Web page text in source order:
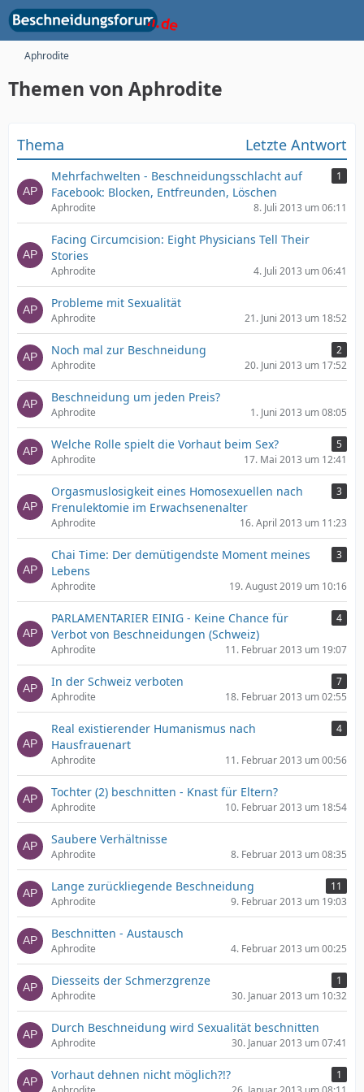
Aphrodite
Themen von Aphrodite
Thema Letzte Antwort
Mehrfachwelten - Beschneidungsschlacht auf
Facebook: Blocken, Entfreunden, Löschen
1
Aphrodite 8. Juli 2013 um 06:11
Facing Circumcision: Eight Physicians Tell Their
Stories
Aphrodite 4. Juli 2013 um 06:41
Probleme mit Sexualität
Aphrodite 21. Juni 2013 um 18:52
Noch mal zur Beschneidung
2
Aphrodite
20. Juni 2013 um 17:52
Beschneidung um jeden Preis?
Aphrodite 1. Juni 2013 um 08:05
Welche Rolle spielt die Vorhaut beim Sex?
5
Aphrodite
17. Mai 2013 um 12:41
Orgasmuslosigkeit eines Homosexuellen nach
Frenulektomie im Erwachsenenalter
3
Aphrodite 16. April 2013 um 11:23
Chai Time: Der demütigendste Moment meines
Lebens
3
Aphrodite 19. August 2019 um 10:16
PARLAMENTARIER EINIG - Keine Chance für
Verbot von Beschneidungen (Schweiz)
4
Aphrodite 11. Februar 2013 um 19:07
In der Schweiz verboten
7
Aphrodite
18. Februar 2013 um 02:55
Real existierender Humanismus nach
Hausfrauenart
4
Aphrodite 11. Februar 2013 um 00:56
Tochter (2) beschnitten - Knast für Eltern?
Aphrodite 10. Februar 2013 um 18:54
Saubere Verhältnisse
Aphrodite 8. Februar 2013 um 08:35
Lange zurückliegende Beschneidung
11
Aphrodite
9. Februar 2013 um 19:03
Beschnitten - Austausch
Aphrodite 4. Februar 2013 um 00:25
Diesseits der Schmerzgrenze
1
Aphrodite
30. Januar 2013 um 10:32
Durch Beschneidung wird Sexualität beschnitten
Aphrodite 30. Januar 2013 um 07:41
Vorhaut dehnen nicht möglich?!?
1